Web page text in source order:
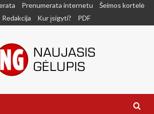
Prenumerata internetu
Šeimos kortelė
Redakcija
Kur įsigyti? PDF